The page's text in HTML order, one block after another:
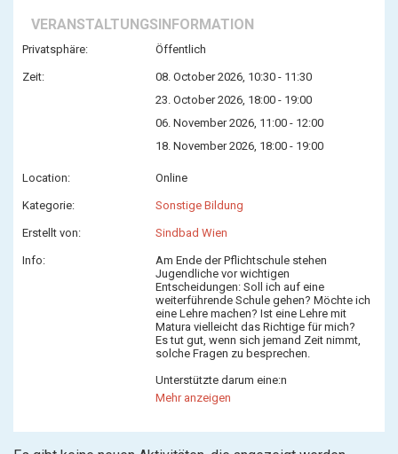
VERANSTALTUNGSINFORMATION
Privatsphäre: Öffentlich
Zeit:
08. October 2026, 10:30 - 11:30
23. October 2026, 18:00 - 19:00
06. November 2026, 11:00 - 12:00
18. November 2026, 18:00 - 19:00
Location: Online
Kategorie: Sonstige Bildung
Erstellt von: Sindbad Wien
Info:
Am Ende der Pflichtschule stehen
Jugendliche vor wichtigen
Entscheidungen: Soll ich auf eine
weiterführende Schule gehen? Möchte ich
eine Lehre machen? Ist eine Lehre mit
Matura vielleicht das Richtige für mich?
Es tut gut, wenn sich jemand Zeit nimmt,
solche Fragen zu besprechen.
Unterstützte darum eine:n
sozioökonomisch benachteilgte:n
Jugendliche:n am Ende seiner:ihrer
Sindbad Wien!
Du hast Lust als Mentor:in eine:n
Mehr anzeigen